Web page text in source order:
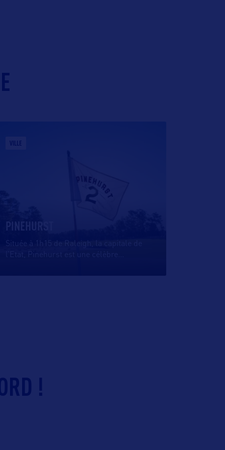
VILLE
Située à 1h15 de Raleigh, la capitale de
!